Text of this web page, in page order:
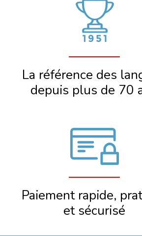
La référence des
depuis plus de 70
Paiement rapide,
et sécurisé